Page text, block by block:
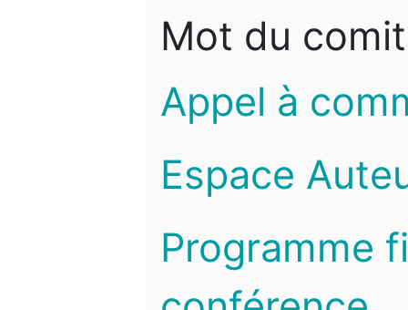
Mot du
Appel à
Espace
Programme